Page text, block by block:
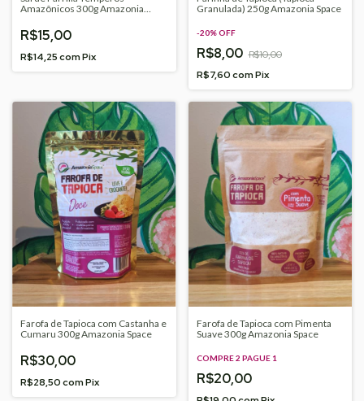
Amazônicos 300g Amazonia
R$15,00
R$14,25comPix
Granulada) 250g Amazonia Space
-20%OFF
R$8,00 R$10,00
R$7,60comPix
Farofa de Tapioca com Castanha e
Cumaru 300g Amazonia Space
R$30,00
R$28,50comPix
Farofa de Tapioca com Pimenta
Suave 300g Amazonia Space
COMPRE 2 PAGUE 1
R$20,00